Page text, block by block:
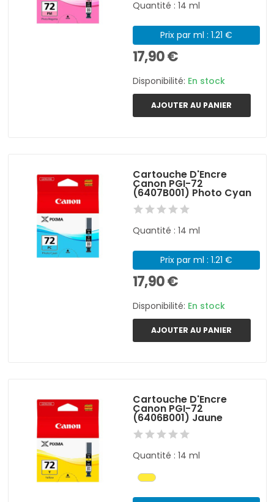
Quantité : 14 ml
Prix par ml : 1.21 €
17,90 €
Disponibilité: En stock
AJOUTER AU PANIER
Cartouche D'Encre
Canon PGI-72
(6407B001) Photo Cyan
Quantité : 14 ml
Prix par ml : 1.21 €
17,90 €
Disponibilité: En stock
AJOUTER AU PANIER
Cartouche D'Encre
Canon PGI-72
(6406B001) Jaune
Quantité : 14 ml